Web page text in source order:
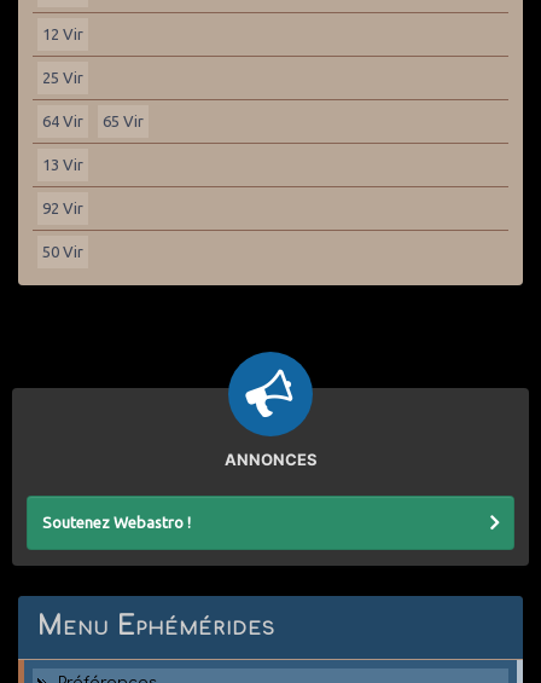
12 Vir
25 Vir
64 Vir 65 Vir
13 Vir
92 Vir
50 Vir
ANNONCES
Soutenez Webastro !
Menu Ephémérides